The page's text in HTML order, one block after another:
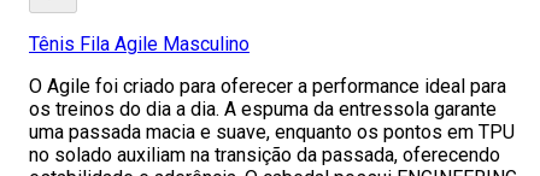
Tênis Fila Agile Masculino
O Agile foi criado para oferecer a performance ideal para
os treinos do dia a dia. A espuma da entressola garante
uma passada macia e suave, enquanto os pontos em TPU
no solado auxiliam na transição da passada, oferecendo